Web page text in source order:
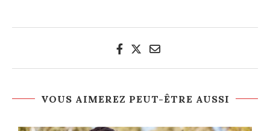
VOUS AIMEREZ PEUT-ÊTRE AUSSI